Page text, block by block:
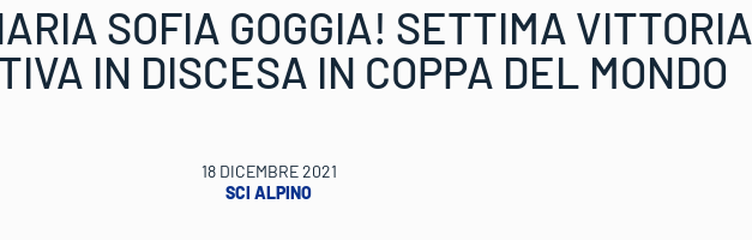
SOFIA GOGGIA! SETTIMA VITTORIA
IN DISCESA IN COPPA DEL MONDO
18 DICEMBRE 2021
SCI ALPINO